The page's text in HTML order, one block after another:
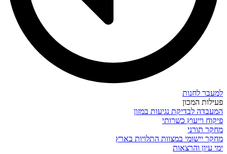
למעבר לחנות
פעילות המכון
המעבדה לבדיקת נגיעות במזון
פיקוח וייעוץ כשרותי
מחקר תורני
מחקר יישומי במצוות התלויות בארץ
ימי עיון והרצאות